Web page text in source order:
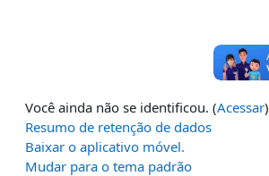
Você ainda não se identificou. (Acessar)
Resumo de retenção de dados
Baixar o aplicativo móvel.
Mudar para o tema padrão